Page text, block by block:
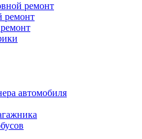
ремонт
ремонт
автомобиля